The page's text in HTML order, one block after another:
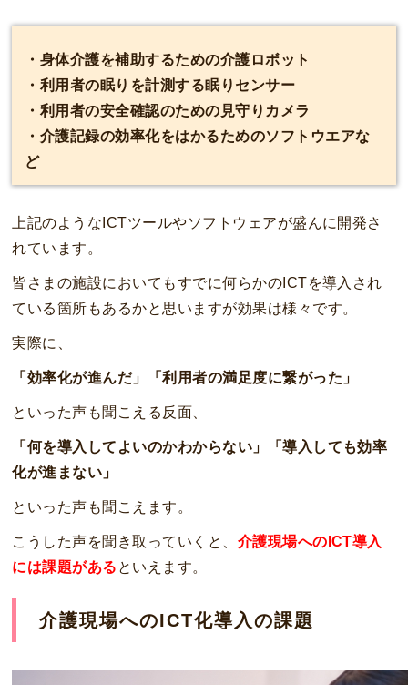
・身体介護を補助するための介護ロボット
・利用者の眠りを計測する眠りセンサー
・利用者の安全確認のための見守りカメラ
・介護記録の効率化をはかるためのソフトウエアな
ど
上記のようなICTツールやソフトウェアが盛んに開発さ
れています。
皆さまの施設においてもすでに何らかのICTを導入され
ている箇所もあるかと思いますが効果は様々です。
実際に、
「効率化が進んだ」「利用者の満足度に繋がった」
といった声も聞こえる反面、
「何を導入してよいのかわからない」「導入しても効率
化が進まない」
といった声も聞こえます。
こうした声を聞き取っていくと、 介護現場へのICT導入
には課題がある といえます。
介護現場へのICT化導入の課題